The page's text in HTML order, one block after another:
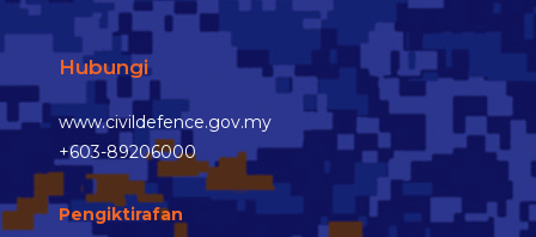
Hubungi
www.civildefence.gov.my
+603-89206000
Pengiktirafan